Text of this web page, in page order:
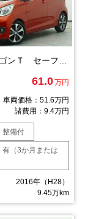
61.0万円
車両価格：51.6万円
諸費用：9.4万円
整備付
有（3か月または
2016年（H28）
9.45万km